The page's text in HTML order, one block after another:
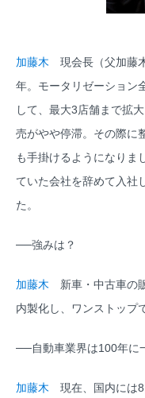
加藤木 現会長（父加藤
年。モータリゼーション
して、最大3店舗まで拡
売がやや停滞。その際に
も手掛けるようになりま
ていた会社を辞めて入社
た。
──強みは？
加藤木 新車・中古車の
内製化し、ワンストップ
──自動車業界は100年に
加藤木 現在、国内には